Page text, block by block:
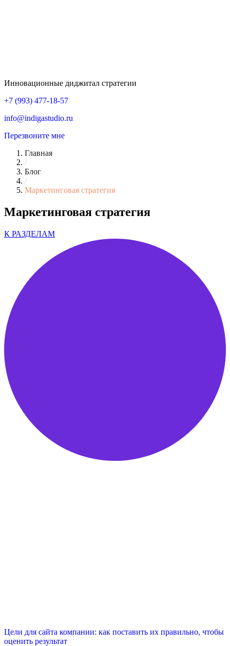
Инновационные диджитал стратегии
+7 (993) 477-18-57
info@indigastudio.ru
Перезвоните мне
Главная
/
Блог
/
Маркетинговая стратегия
Маркетинговая стратегия
К РАЗДЕЛАМ
Цели для сайта компании: как поставить их правильно, чтобы
оценить результат